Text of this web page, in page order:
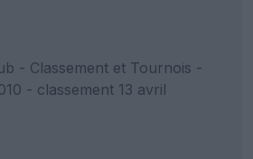
- Classement et Tournois -
- classement 13 avril